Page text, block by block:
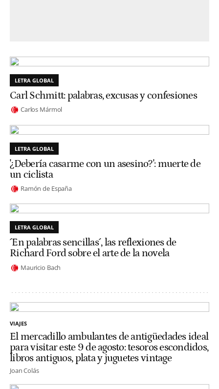
LETRA GLOBAL
Carl Schmitt: palabras, excusas y confesiones
Carlos Mármol
LETRA GLOBAL
'¿Debería casarme con un asesino?': muerte de
un ciclista
Ramón de España
LETRA GLOBAL
´En palabras sencillas´, las reflexiones de
Richard Ford sobre el arte de la novela
Mauricio Bach
VIAJES
El mercadillo ambulantes de antigüedades ideal
para visitar este 9 de agosto: tesoros escondidos,
libros antiguos, plata y juguetes vintage
Joan Colás